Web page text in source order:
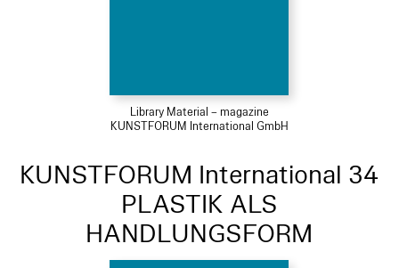
Library Material – magazine
KUNSTFORUM International GmbH
KUNSTFORUM International 34
PLASTIK ALS
HANDLUNGSFORM